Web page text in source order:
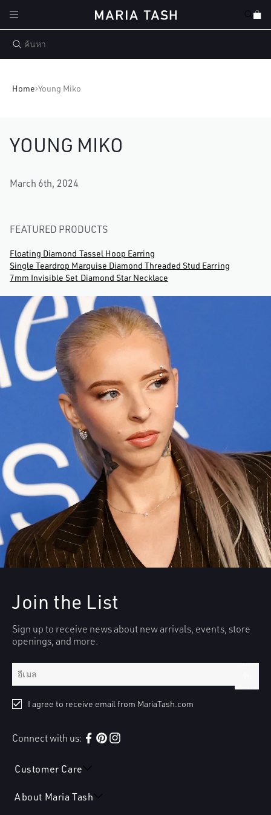
ยัง
สินค้า
Home Young Miko
YOUNG MIKO
March 6th, 2024
FEATURED PRODUCTS
Floating Diamond Tassel Hoop Earring
Single Teardrop Marquise Diamond Threaded Stud Earring
7mm Invisible Set Diamond Star Necklace
Customer Care
About Maria Tash
Join the List
Sign up to receive news about new arrivals, events, store
openings, and more.
สมัคร
ข้อมูล
I agree to receive email from MariaTash.com
Connect with us:
Facebook
Pinterest
Instagram